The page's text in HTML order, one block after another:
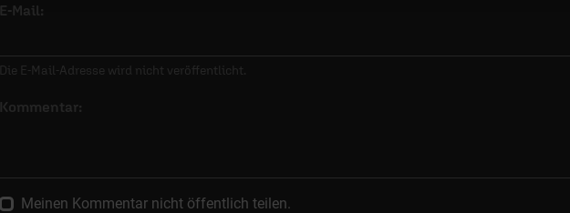
E-Mail:
Die E-Mail-Adresse wird nicht veröffentlicht.
Kommentar:
Meinen Kommentar nicht öffentlich teilen.